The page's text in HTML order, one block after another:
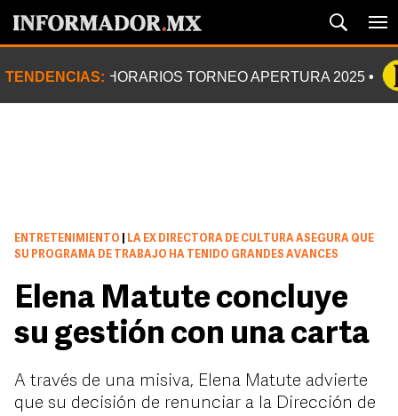
TENDENCIAS: HORARIOS TORNEO APERTURA 2025
ENTRETENIMIENTO
LA EX DIRECTORA DE CULTURA ASEGURA QUE
SU PROGRAMA DE TRABAJO HA TENIDO GRANDES AVANCES
Elena Matute concluye
su gestión con una carta
A través de una misiva, Elena Matute advierte
que su decisión de renunciar a la Dirección de